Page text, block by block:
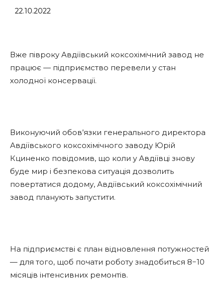
22.10.2022
Вже півроку Авдіївський коксохімічний завод не
працює — підприємство перевели у стан
холодної консервації.
Виконуючий обов’язки генерального директора
Авдіївського коксохімічного заводу Юрій
Кциненко повідомив, що коли у Авдіївці знову
буде мир і безпекова ситуація дозволить
повертатися додому, Авдіївський коксохімічний
завод планують запустити.
На підприємстві є план відновлення потужностей
— для того, щоб почати роботу знадобиться 8−10
місяців інтенсивних ремонтів.